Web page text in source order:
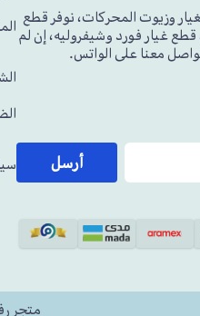
وزيوت المحركات، نوفر قطع
غيار فورد وشيفروليه، إن لم
معنا على الواتس.
أرسل
متجر رفرف © 2026. جميع